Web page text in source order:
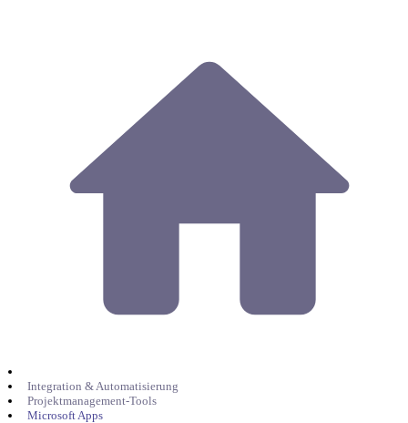
Integration & Automatisierung
Projektmanagement-Tools
Microsoft Apps